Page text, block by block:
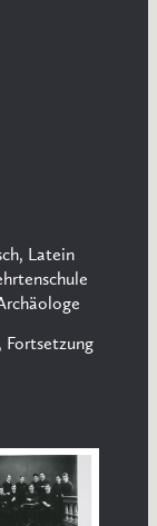
Latein
Fortsetzung